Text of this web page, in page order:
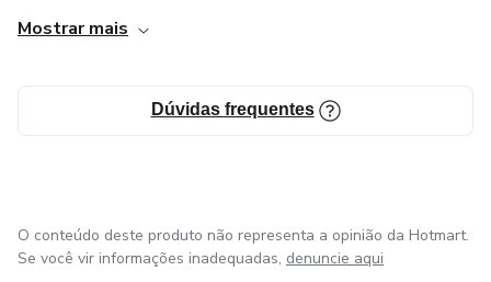
Mostrar mais
Dúvidas frequentes
O conteúdo deste produto não representa a opinião da Hotmart.
Se você vir informações inadequadas, denuncie aqui